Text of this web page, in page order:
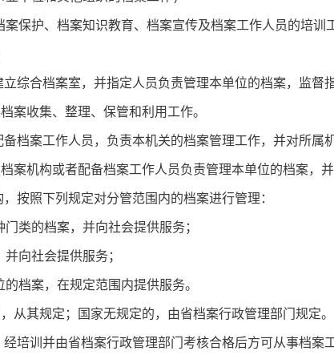
保护、档案知识教育、档案宣传及档案工作人员的培训
综合档案室，并指定人员负责管理本单位的档案，监督
案收集、整理、保管和利用工作。
档案工作人员，负责本机关的档案管理工作，并对所属
案机构或者配备档案工作人员负责管理本单位的档案，
按照下列规定对分管范围内的档案进行管理：
类的档案，并向社会提供服务；
向社会提供服务；
档案，在规定范围内提供服务。
从其规定；国家无规定的，由省档案行政管理部门规定。
培训并由省档案行政管理部门考核合格后方可从事档案